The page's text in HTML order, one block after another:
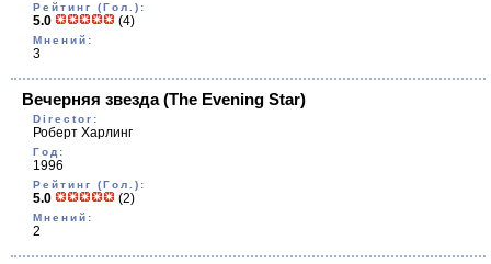
Рейтинг (Гол.):
5.0 (4)
Мнений:
3
Вечерняя звезда(The Evening Star)
Director:
Роберт Харлинг
Год:
1996
Рейтинг (Гол.):
5.0 (2)
Мнений:
2